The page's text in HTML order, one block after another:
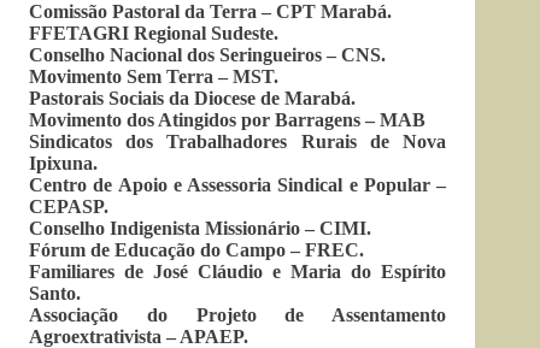
Comissão Pastoral da Terra – CPT Marabá.
FFETAGRI Regional Sudeste.
Conselho Nacional dos Seringueiros – CNS.
Movimento Sem Terra – MST.
Pastorais Sociais da Diocese de Marabá.
Movimento dos Atingidos por Barragens – MAB
Sindicatos dos Trabalhadores Rurais de Nova
Ipixuna.
Centro de Apoio e Assessoria Sindical e Popular –
CEPASP.
Conselho Indigenista Missionário – CIMI.
Fórum de Educação do Campo – FREC.
Familiares de José Cláudio e Maria do Espírito
Santo.
Associação do Projeto de Assentamento
Agroextrativista – APAEP.